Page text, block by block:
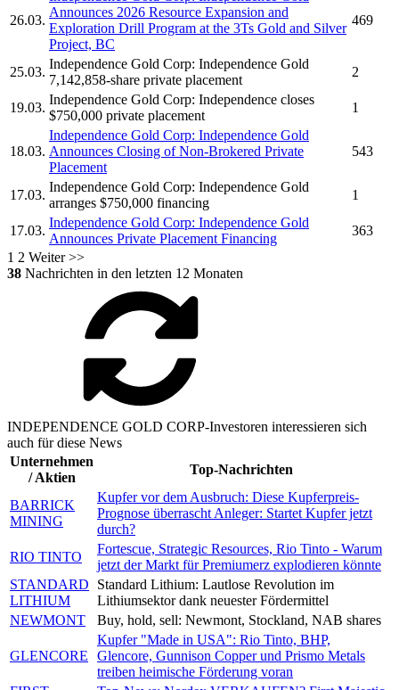
26.03.
Announces 2026 Resource Expansion and
Exploration Drill Program at the 3Ts Gold and Silver
Project, BC
469
25.03.
Independence Gold Corp: Independence Gold
7,142,858-share private placement
2
19.03.
Independence Gold Corp: Independence closes
$750,000 private placement
1
18.03.
Independence Gold Corp: Independence Gold
Announces Closing of Non-Brokered Private
Placement
543
17.03.
Independence Gold Corp: Independence Gold
arranges $750,000 financing
1
17.03.
Independence Gold Corp: Independence Gold
Announces Private Placement Financing
363
1 2 Weiter >>
38 Nachrichten in den letzten 12 Monaten
INDEPENDENCE GOLD CORP-Investoren interessieren sich
auch für diese News
Unternehmen
/ Aktien
Top-Nachrichten
BARRICK
MINING
Kupfer vor dem Ausbruch: Diese Kupferpreis-
Prognose überrascht Anleger: Startet Kupfer jetzt
durch?
RIO TINTO
Fortescue, Strategic Resources, Rio Tinto - Warum
jetzt der Markt für Premiumerz explodieren könnte
STANDARD
LITHIUM
Standard Lithium: Lautlose Revolution im
Lithiumsektor dank neuester Fördermittel
NEWMONT
Buy, hold, sell: Newmont, Stockland, NAB shares
GLENCORE
Kupfer "Made in USA": Rio Tinto, BHP,
Glencore, Gunnison Copper und Prismo Metals
treiben heimische Förderung voran